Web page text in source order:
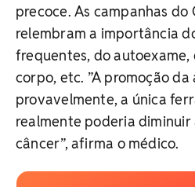
precoce. As campanhas do
relembram a importância
frequentes, do
corpo, etc. ”A promoção
provavelmente, a única
realmente poderia diminuir
câncer”, afirma o médico.